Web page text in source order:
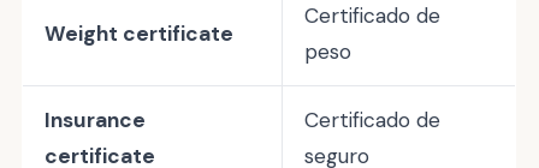
Weight certificate
Certificado de
peso
Insurance
certificate
Certificado de
seguro